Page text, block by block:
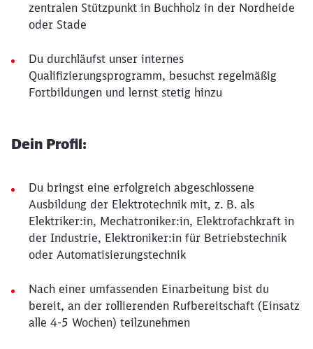
zentralen Stützpunkt in Buchholz in der Nordheide
oder Stade
Du durchläufst unser internes
Qualifizierungsprogramm, besuchst regelmäßig
Fortbildungen und lernst stetig hinzu
Dein Profil:
Du bringst eine erfolgreich abgeschlossene
Ausbildung der Elektrotechnik mit, z. B. als
Elektriker:in, Mechatroniker:in, Elektrofachkraft in
der Industrie, Elektroniker:in für Betriebstechnik
oder Automatisierungstechnik
Nach einer umfassenden Einarbeitung bist du
bereit, an der rollierenden Rufbereitschaft (Einsatz
alle 4-5 Wochen) teilzunehmen